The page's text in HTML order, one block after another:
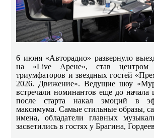
6 июня «Авторадио» развернуло
на «Live Арене», став центром
триумфаторов и звездных гостей
2026. Движение». Ведущие шоу
встречали номинантов еще до начала
после старта накал эмоций в
максимума. Самые стильные образы,
имена, обладатели главных
засветились в гостях у Брагина,